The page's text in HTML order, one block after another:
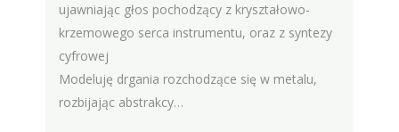
ujawniając głos pochodzący z kryształowo-
krzemowego serca instrumentu, oraz z syntezy
cyfrowej
Modeluję drgania rozchodzące się w metalu,
rozbijając abstrakcy…